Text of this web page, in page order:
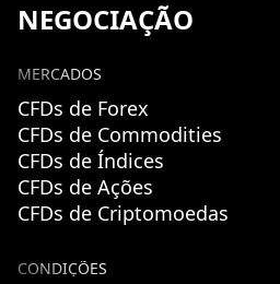
NEGOCIAÇÃO
MERCADOS
CFDs de Forex
CFDs de Commodities
CFDs de Índices
CFDs de Ações
CFDs de Criptomoedas
CONDIÇÕES